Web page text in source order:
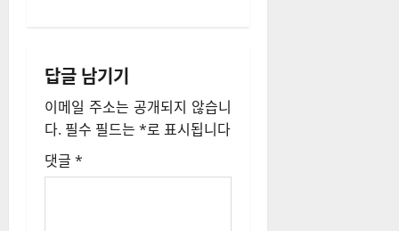
이
션
답글 남기기
이메일 주소는 공개되지 않습니
다. 필수 필드는 *로 표시됩니다
댓글 *